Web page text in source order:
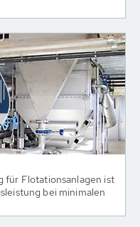
für Flotationsanlagen ist
bei minimalen